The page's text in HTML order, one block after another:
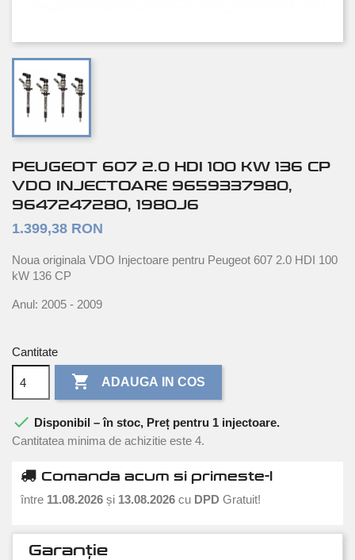
PEUGEOT 607 2.0 HDI 100 KW 136 CP
VDO INJECTOARE 9659337980,
9647247280, 1980J6
1.399,38 RON
Noua originala VDO Injectoare pentru Peugeot 607 2.0 HDI 100
kW 136 CP
Anul: 2005 - 2009
Cantitate
 ADAUGA IN COS
 Disponibil – în stoc, Preț pentru 1 injectoare.
Cantitatea minima de achizitie este 4.
Comanda acum si primeste-l
între 11.08.2026 și 13.08.2026 cu DPD Gratuit!
Garanție